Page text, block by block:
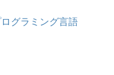
グラミング言語